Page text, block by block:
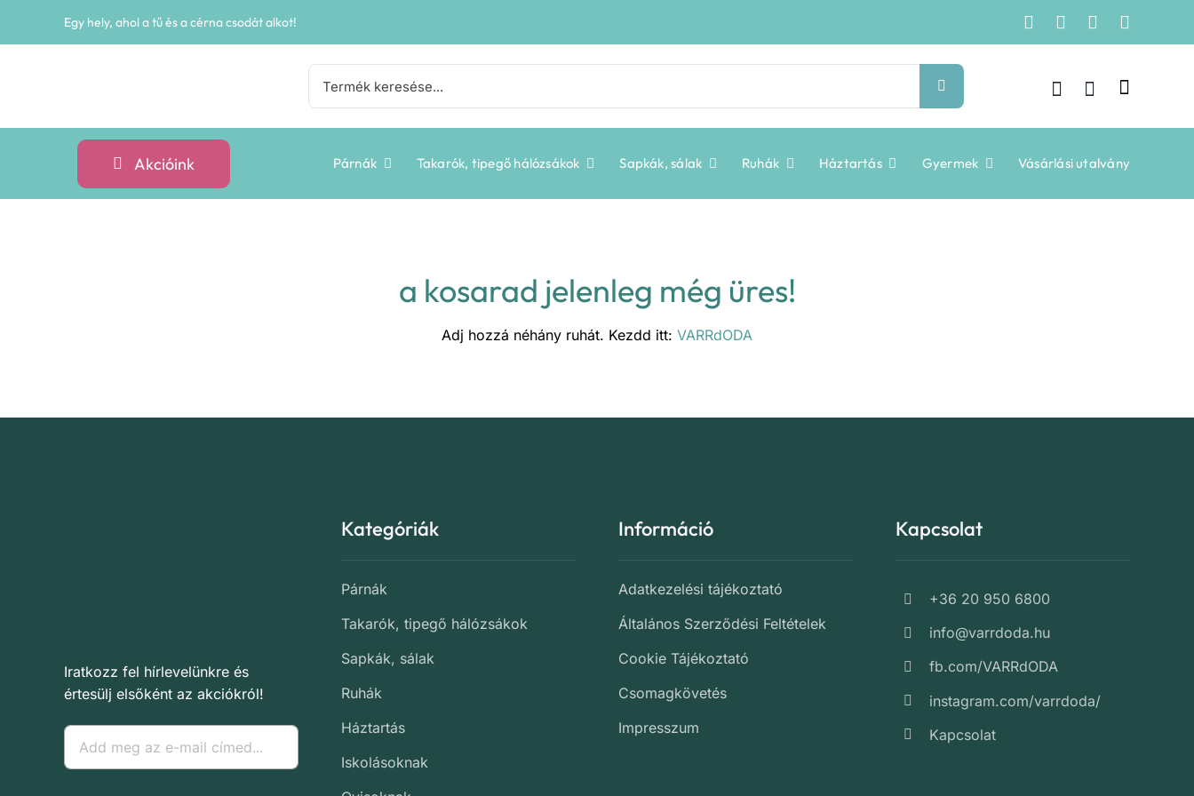
Egy hely, ahol a tű és a cérna csodát alkot!
Keresés...
Akcióink Párnák Takarók, tipegő hálózsákok Sapkák, sálak Ruhák Háztartás Gyermek Vásárlási utalvány
a kosarad jelenleg még üres!
Adj hozzá néhány ruhát. Kezdd itt: VARRdODA
Iratkozz fel hírlevelünkre és
értesülj elsőként az akciókról!
Kategóriák
Párnák
Takarók, tipegő hálózsákok
Sapkák, sálak
Ruhák
Háztartás
Iskolásoknak
Információ
Adatkezelési tájékoztató
Általános Szerződési Feltételek
Cookie Tájékoztató
Csomagkövetés
Impresszum
Kapcsolat
+36 20 950 6800
info@varrdoda.hu
fb.com/VARRdODA
instagram.com/varrdoda/
Kapcsolat